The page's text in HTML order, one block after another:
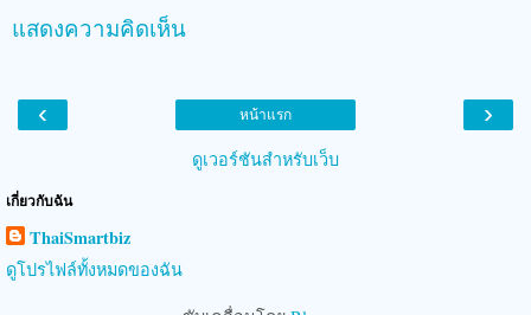
แสดงความคิดเห็น
‹ ›
หน้าแรก
ดูเวอร์ชันสำหรับเว็บ
เกี่ยวกับฉัน
ThaiSmartbiz
ดูโปรไฟล์ทั้งหมดของฉัน